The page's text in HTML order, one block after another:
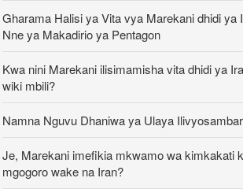
Gharama Halisi ya Vita vya Marekani dhidi ya
Nne ya Makadirio ya Pentagon
Kwa nini Marekani ilisimamisha vita dhidi ya
wiki mbili?
Namna Nguvu Dhaniwa ya Ulaya
Je, Marekani imefikia mkwamo wa kimkakati
mgogoro wake na Iran?